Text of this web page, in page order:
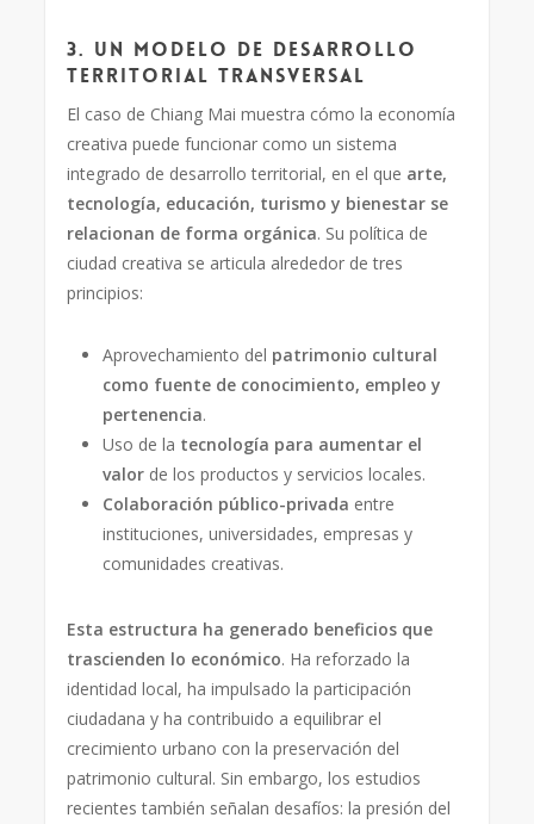
3. Un modelo de desarrollo
territorial transversal
El caso de Chiang Mai muestra cómo la economía
creativa puede funcionar como un sistema
integrado de desarrollo territorial, en el que arte,
tecnología, educación, turismo y bienestar se
relacionan de forma orgánica. Su política de
ciudad creativa se articula alrededor de tres
principios:
Aprovechamiento del patrimonio cultural
como fuente de conocimiento, empleo y
pertenencia.
Uso de la tecnología para aumentar el
valor de los productos y servicios locales.
Colaboración público-privada entre
instituciones, universidades, empresas y
comunidades creativas.
Esta estructura ha generado beneficios que
trascienden lo económico. Ha reforzado la
identidad local, ha impulsado la participación
ciudadana y ha contribuido a equilibrar el
crecimiento urbano con la preservación del
patrimonio cultural. Sin embargo, los estudios
recientes también señalan desafíos: la presión del